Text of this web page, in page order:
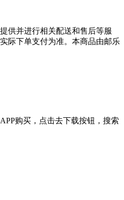
供并进行相关配送和售后等服
际下单支付为准。本商品由邮乐
购买，点击去下载按钮，搜索